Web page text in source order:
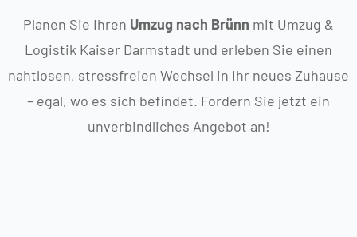
Planen Sie Ihren Umzug nach Brünn mit Umzug &
Logistik Kaiser Darmstadt und erleben Sie einen
nahtlosen, stressfreien Wechsel in Ihr neues Zuhause
– egal, wo es sich befindet. Fordern Sie jetzt ein
unverbindliches Angebot an!